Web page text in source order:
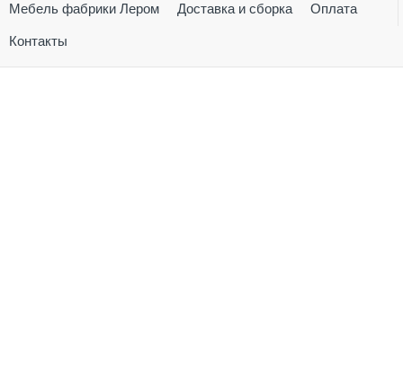
Мебель фабрики Лером Доставка и сборка Оплата
Контакты